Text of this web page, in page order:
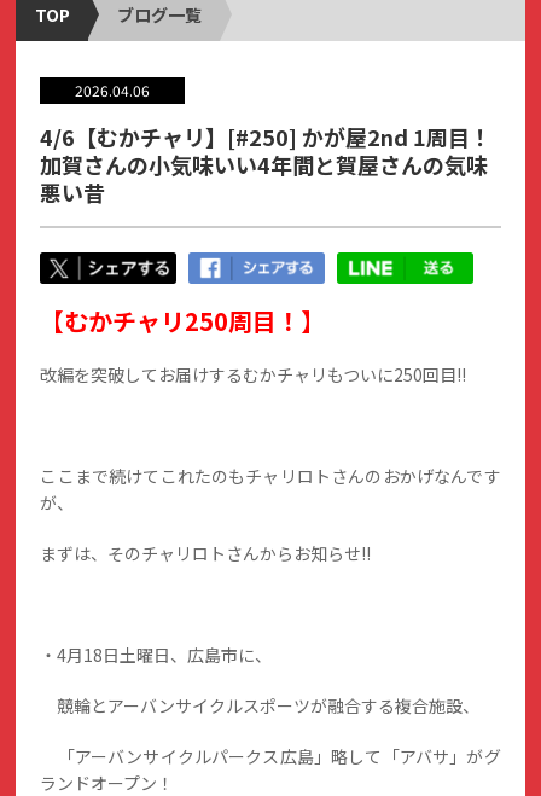
TOP ブログ一覧
2026.04.06
4/6【むかチャリ】[#250] かが屋2nd 1周目！
加賀さんの小気味いい4年間と賀屋さんの気味
悪い昔
【むかチャリ250周目！】
改編を突破してお届けするむかチャリもついに250回目!!
ここまで続けてこれたのもチャリロトさんのおかげなんです
が、
まずは、そのチャリロトさんからお知らせ!!
・4月18日土曜日、広島市に、
競輪とアーバンサイクルスポーツが融合する複合施設、
「アーバンサイクルパークス広島」略して「アバサ」がグ
ランドオープン！